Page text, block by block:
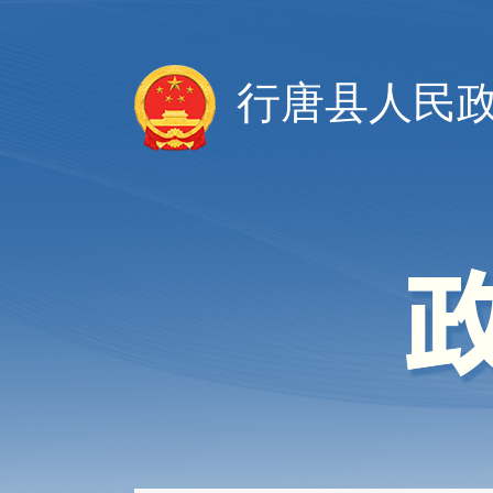
行唐县人民